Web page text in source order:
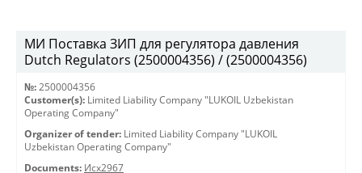
МИ Поставка ЗИП для регулятора давления
Dutch Regulators (2500004356) / (2500004356)
№: 2500004356
Customer(s): Limited Liability Company "LUKOIL Uzbekistan
Operating Company"
Organizer of tender: Limited Liability Company "LUKOIL
Uzbekistan Operating Company"
Documents: Исх2967